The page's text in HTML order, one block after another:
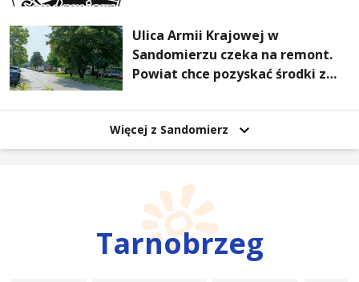
Pieszym „Tam Gdzie Pieprz
Rośnie”
Ulica Armii Krajowej w
Sandomierzu czeka na remont.
Powiat chce pozyskać środki z
Dróg
Więcej z Sandomierz
Tarnobrzeg